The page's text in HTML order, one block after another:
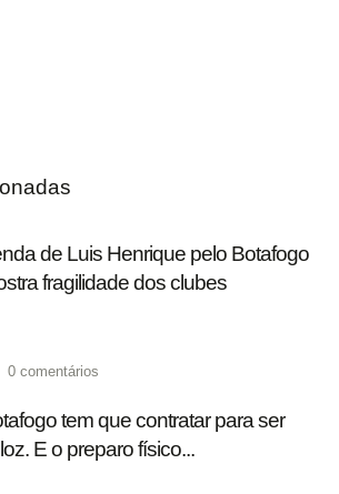
de Luis Henrique pelo Botafogo
fragilidade dos clubes
0 comentários
tem que contratar para ser
E o preparo físico...